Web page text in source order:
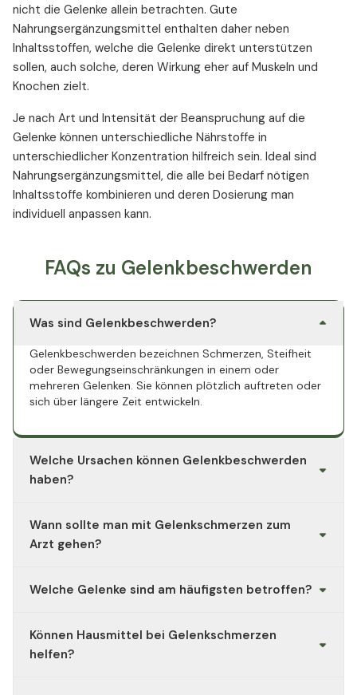
nicht die Gelenke allein betrachten. Gute
Nahrungsergänzungsmittel enthalten daher neben
Inhaltsstoffen, welche die Gelenke direkt unterstützen
sollen, auch solche, deren Wirkung eher auf Muskeln und
Knochen zielt.
Je nach Art und Intensität der Beanspruchung auf die
Gelenke können unterschiedliche Nährstoffe in
unterschiedlicher Konzentration hilfreich sein. Ideal sind
Nahrungsergänzungsmittel, die alle bei Bedarf nötigen
Inhaltsstoffe kombinieren und deren Dosierung man
individuell anpassen kann.
FAQs zu Gelenkbeschwerden
Was sind Gelenkbeschwerden?
Gelenkbeschwerden bezeichnen Schmerzen, Steifheit
oder Bewegungseinschränkungen in einem oder
mehreren Gelenken. Sie können plötzlich auftreten oder
sich über längere Zeit entwickeln.
Welche Ursachen können Gelenkbeschwerden
haben?
Überlastung, Fehlhaltungen oder altersbedingter
Verschleiß. Auch Stoffwechselerkrankungen wie Gicht
Wann sollte man mit Gelenkschmerzen zum
Arzt gehen?
anhalten, das Gelenk geschwollen oder überwärmt ist,
Welche Gelenke sind am häufigsten betroffen?
Schulter- und Fingergelenken auf, da diese im Alltag
stark beansprucht werden.
Können Hausmittel bei Gelenkschmerzen
helfen?